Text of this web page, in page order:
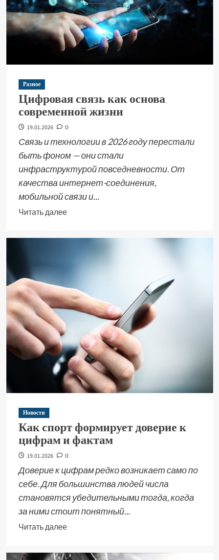
Разное
Цифровая связь как основа
современной жизни
19.01.2026 0
Связь и технологии в 2026 году перестали
быть фоном — они стали
инфраструктурой повседневности. От
качества интернет-соединения,
мобильной связи и...
Читать далее
Новости
Как спорт формирует доверие к
цифрам и фактам
19.01.2026 0
Доверие к цифрам редко возникает само по
себе. Для большинства людей числа
становятся убедительными тогда, когда
за ними стоит понятный...
Читать далее